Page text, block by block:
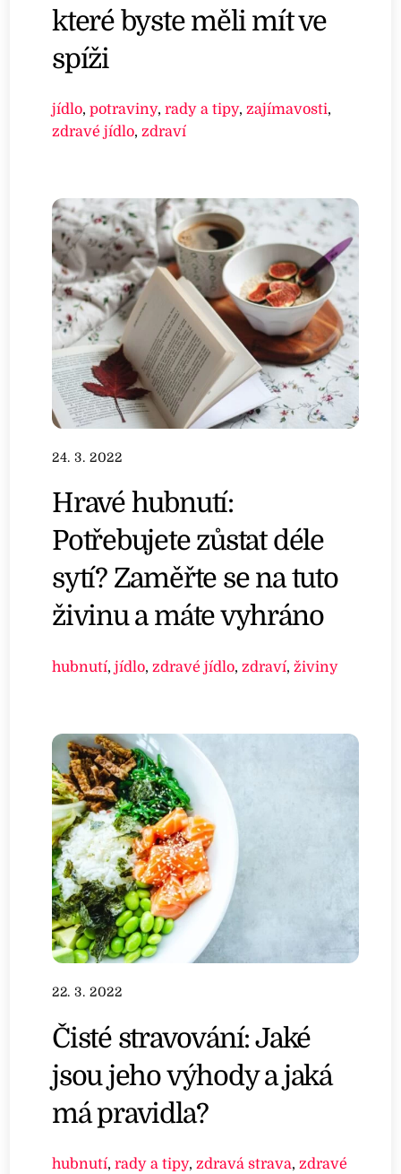
které byste měli mít ve
spíži
jídlo,potraviny,rady a tipy,zajímavosti,
zdravé jídlo,zdraví
24. 3. 2022
Hravé hubnutí:
Potřebujete zůstat déle
sytí? Zaměřte se na tuto
živinu a máte vyhráno
hubnutí,jídlo, zdravé jídlo, zdraví, živiny
22. 3. 2022
Čisté stravování: Jaké
jsou jeho výhody a jaká
má pravidla?
hubnutí,rady a tipy,zdravá strava,zdravé